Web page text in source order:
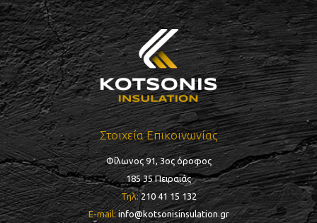
Στοιχεία Επικοινωνίας
Φίλωνος 91, 3ος όροφος
185 35 Πειραιάς
Τηλ:210 41 15 132
E-mail: info@kotsonisinsulation.gr